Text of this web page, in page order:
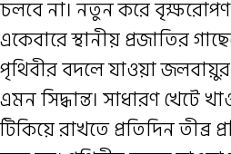
চলবে না। নতুন করে
একেবারে স্থানীয় প্রজাতির
পৃথিবীর বদলে যাওয়া
এমন সিদ্ধান্ত। সাধারণ খেটে
টিকিয়ে রাখতে প্রতিদিন তীব্র